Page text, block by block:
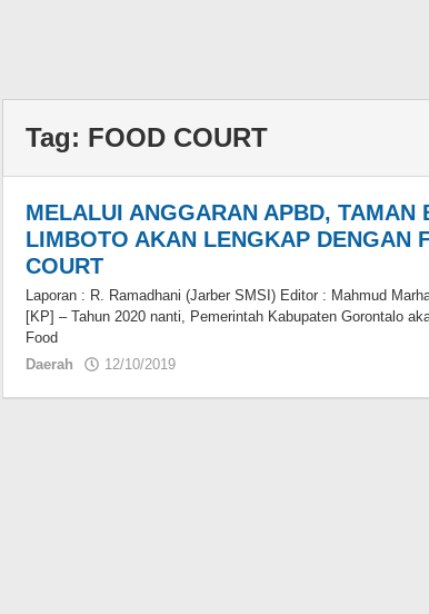
Tag: FOOD COURT
MELALUI ANGGARAN APBD, TAMAN
LIMBOTO AKAN LENGKAP DENGAN
COURT
Laporan : R. Ramadhani (Jarber SMSI) Editor : Mahmud
[KP] – Tahun 2020 nanti, Pemerintah Kabupaten Gorontalo
Food
Daerah
12/10/2019